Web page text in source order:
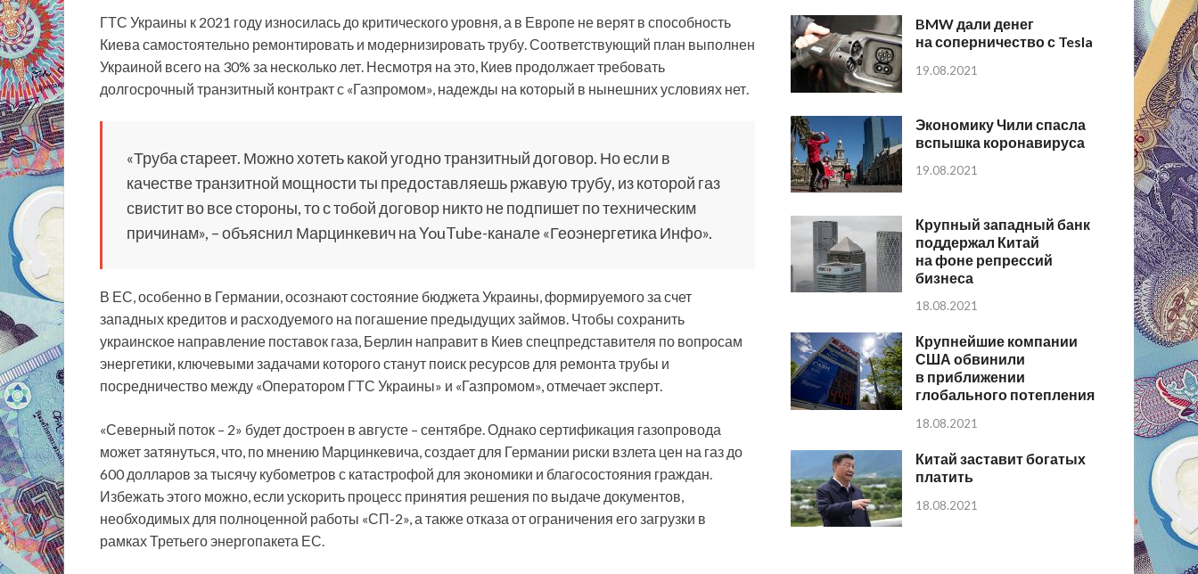
ГТС Украины к 2021 году износилась до критического уровня, а в Европе не верят в способность
Киева самостоятельно ремонтировать и модернизировать трубу. Соответствующий план выполнен
Украиной всего на 30% за несколько лет. Несмотря на это, Киев продолжает требовать
долгосрочный транзитный контракт с «Газпромом», надежды на который в нынешних условиях нет.
«Труба стареет. Можно хотеть какой угодно транзитный договор. Но если в
качестве транзитной мощности ты предоставляешь ржавую трубу, из которой газ
свистит во все стороны, то с тобой договор никто не подпишет по техническим
причинам», – объяснил Марцинкевич на YouTube-канале «Геоэнергетика Инфо».
В ЕС, особенно в Германии, осознают состояние бюджета Украины, формируемого за счет
западных кредитов и расходуемого на погашение предыдущих займов. Чтобы сохранить
украинское направление поставок газа, Берлин направит в Киев спецпредставителя по вопросам
энергетики, ключевыми задачами которого станут поиск ресурсов для ремонта трубы и
посредничество между «Оператором ГТС Украины» и «Газпромом», отмечает эксперт.
«Северный поток – 2» будет достроен в августе – сентябре. Однако сертификация газопровода
может затянуться, что, по мнению Марцинкевича, создает для Германии риски взлета цен на газ до
600 долларов за тысячу кубометров с катастрофой для экономики и благосостояния граждан.
Избежать этого можно, если ускорить процесс принятия решения по выдаче документов,
необходимых для полноценной работы «СП-2», а также отказа от ограничения его загрузки в
рамках Третьего энергопакета ЕС.
BMW дали денег
на соперничество с Tesla
19.08.2021
Экономику Чили спасла
вспышка коронавируса
19.08.2021
Крупный западный банк
поддержал Китай
на фоне репрессий
бизнеса
18.08.2021
Крупнейшие компании
США обвинили
в приближении
глобального потепления
18.08.2021
Китай заставит богатых
платить
18.08.2021